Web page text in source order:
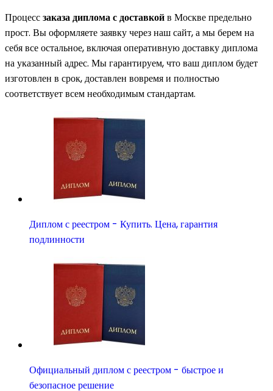
Процессзаказа диплома с доставкойв Москве предельно
прост. Вы оформляете заявку через наш сайт, а мы берем на
себя все остальное, включая оперативную доставку диплома
на указанный адрес. Мы гарантируем, что ваш диплом будет
изготовлен в срок, доставлен вовремя и полностью
соответствует всем необходимым стандартам.
Диплом с реестром - Купить. Цена, гарантия
подлинности
Официальный диплом с реестром - быстрое и
безопасное решение